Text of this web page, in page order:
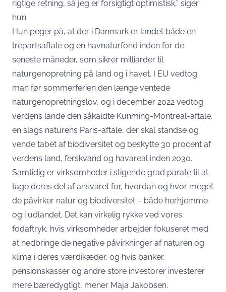
rigtige retning, så jeg er forsigtigt optimistisk,” siger
hun.
Hun peger på, at der i Danmark er landet både en
trepartsaftale og en havnaturfond inden for de
seneste måneder, som sikrer milliarder til
naturgenopretning på land og i havet. I EU vedtog
man før sommerferien den længe ventede
naturgenopretningslov, og i december 2022 vedtog
verdens lande den såkaldte Kunming-Montreal-aftale,
en slags naturens Paris-aftale, der skal standse og
vende tabet af biodiversitet og beskytte 30 procent af
verdens land, ferskvand og havareal inden 2030.
Samtidig er virksomheder i stigende grad parate til at
tage deres del af ansvaret for, hvordan og hvor meget
de påvirker natur og biodiversitet – både herhjemme
og i udlandet. Det kan virkelig rykke ved vores
fodaftryk, hvis virksomheder arbejder fokuseret med
at nedbringe de negative påvirkninger af naturen og
klima i deres værdikæder, og hvis banker,
pensionskasser og andre store investorer investerer
mere bæredygtigt, mener Maja Jakobsen.